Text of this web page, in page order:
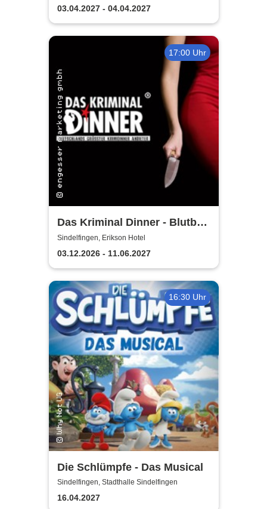
03.04.2027 - 04.04.2027
17:00 Uhr
Das Kriminal Dinner - Blutbad
im Gemeinderat
Sindelfingen, Erikson Hotel
03.12.2026 - 11.06.2027
16:30 Uhr
Die Schlümpfe - Das Musical
Sindelfingen, Stadthalle Sindelfingen
16.04.2027